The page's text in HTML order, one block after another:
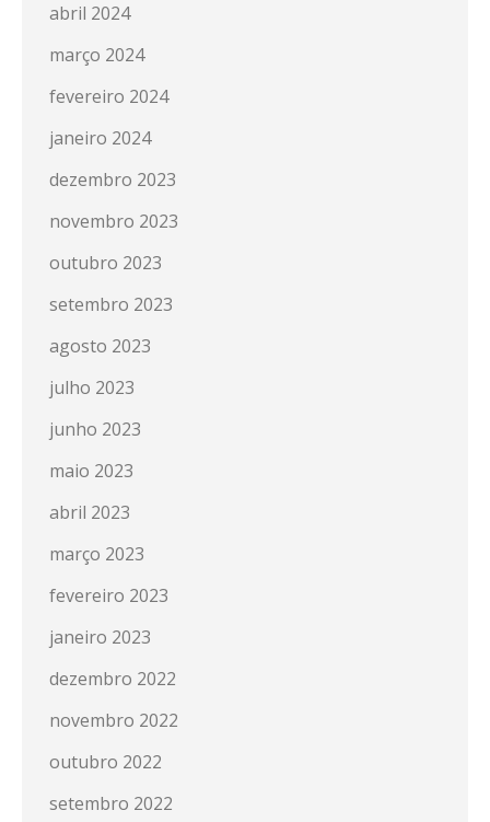
abril 2024
março 2024
fevereiro 2024
janeiro 2024
dezembro 2023
novembro 2023
outubro 2023
setembro 2023
agosto 2023
julho 2023
junho 2023
maio 2023
abril 2023
março 2023
fevereiro 2023
janeiro 2023
dezembro 2022
novembro 2022
outubro 2022
setembro 2022